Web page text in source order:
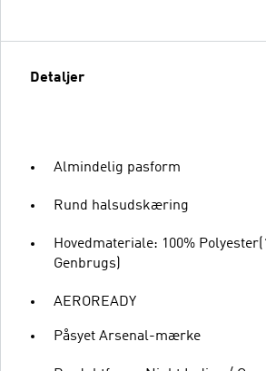
Detaljer
Almindelig pasform
Rund halsudskæring
Hovedmateriale: 100%
Genbrugs)
AEROREADY
Påsyet Arsenal-mærke